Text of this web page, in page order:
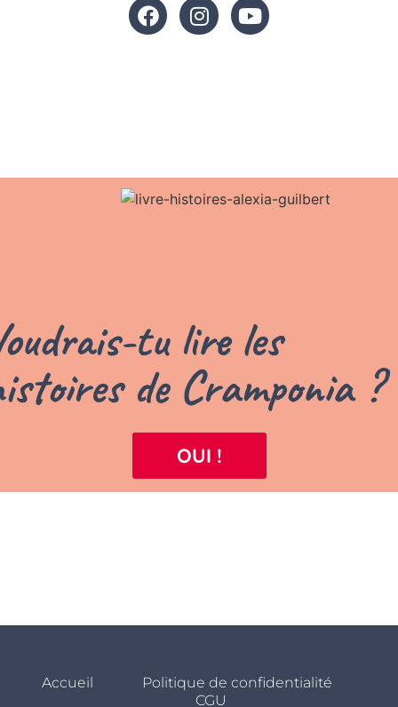
tu lire les
de Cramponia ?
OUI !
Accueil
Politique de confidentialité
CGU